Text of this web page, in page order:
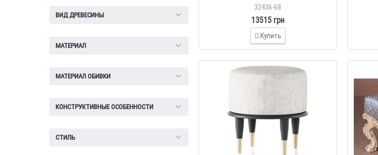
ВИД ДРЕВЕСИНЫ
МАТЕРИАЛ
МАТЕРИАЛ ОБИВКИ
КОНСТРУКТИВНЫЕ ОСОБЕННОСТИ
СТИЛЬ
32436-68
13515 грн
Купить